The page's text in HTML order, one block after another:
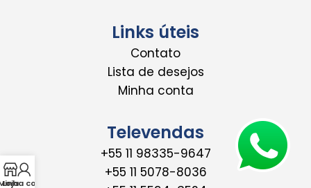
Links úteis
Contato
Lista de desejos
Minha conta
Televendas
+55 11 98335-9647
+55 11 5078-8036
Loja conta